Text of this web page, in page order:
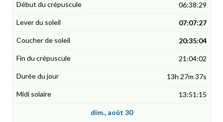
06:38:29
07:07:27
20:35:04
21:04:02
13h 27m 37s
13:51:15
dim., août 30